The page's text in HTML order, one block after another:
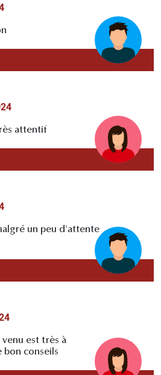
attentif
un peu d'attente
est très à
bon conseils